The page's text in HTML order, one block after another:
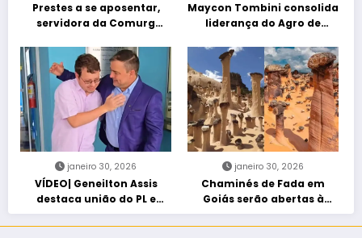
Prestes a se aposentar,
servidora da Comurg
entra em protocolo de
morte encefálica
Maycon Tombini consolida
liderança do Agro de
“Acorda Brasil” em Goiânia
janeiro 30, 2026
VÍDEO| Geneilton Assis
destaca união do PL e
consolidação de apoio a
Maycon Tombini em Jataí
janeiro 30, 2026
Chaminés de Fada em
Goiás serão abertas à
visitação controlada